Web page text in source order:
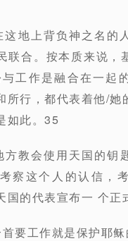
地上背负神之名的
联合。按本质来说，
工作是融合在一起
所行，都代表着他/她
如此。35
方教会使用天国的
察这个人的认信，
国的代表宣布一 个正
要工作就是保护耶